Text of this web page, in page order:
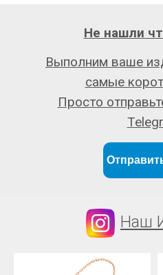
Выполним ваше
самые
Просто
Не нашли
Наш